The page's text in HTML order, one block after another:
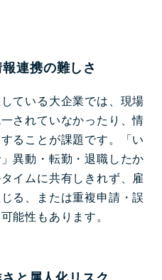
連携の難しさ
ている大企業では、現場
されていなかったり、情
ることが課題です。「い
異動・転勤・退職したか
イムに共有しきれず、雇
る、または重複申請・誤
能性もあります。